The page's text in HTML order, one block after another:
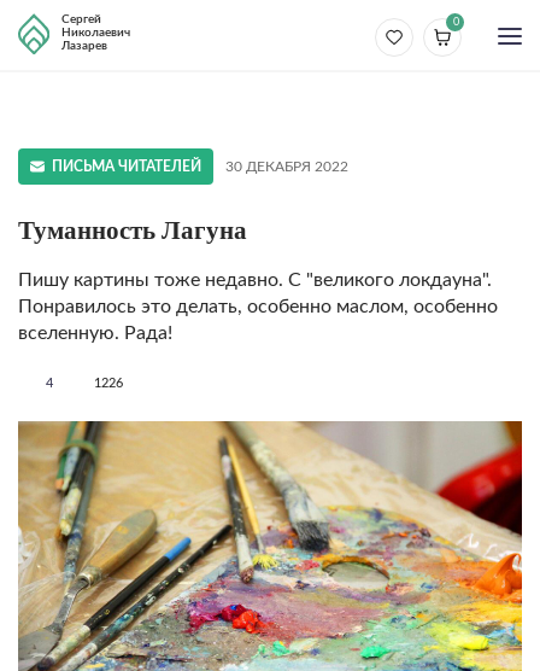
Сергей
Николаевич
Лазарев
0
ПИСЬМА ЧИТАТЕЛЕЙ 30 ДЕКАБРЯ 2022
Туманность Лагуна
Пишу картины тоже недавно. С "великого локдауна".
Понравилось это делать, особенно маслом, особенно
вселенную. Рада!
4 1226